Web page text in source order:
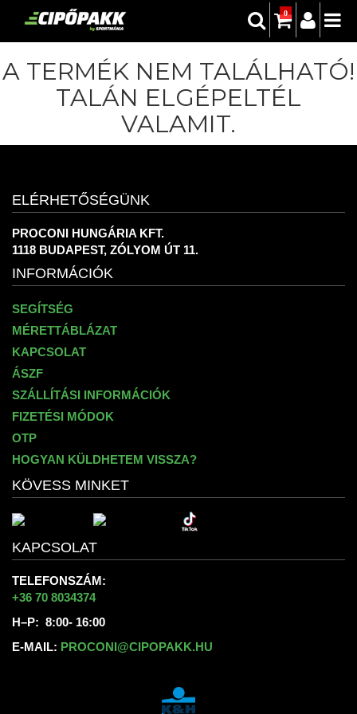
0
A TERMÉK NEM TALÁLHATÓ!
TALÁN ELGÉPELTÉL
VALAMIT.
ELÉRHETŐSÉGÜNK
PROCONI HUNGÁRIA KFT.
1118 BUDAPEST, ZÓLYOM ÚT 11.
INFORMÁCIÓK
SEGÍTSÉG
MÉRETTÁBLÁZAT
KAPCSOLAT
ÁSZF
SZÁLLÍTÁSI INFORMÁCIÓK
FIZETÉSI MÓDOK
OTP
HOGYAN KÜLDHETEM VISSZA?
KÖVESS MINKET
KAPCSOLAT
TELEFONSZÁM:
+36 70 8034374
H–P: 8:00- 16:00
E-MAIL: PROCONI@CIPOPAKK.HU